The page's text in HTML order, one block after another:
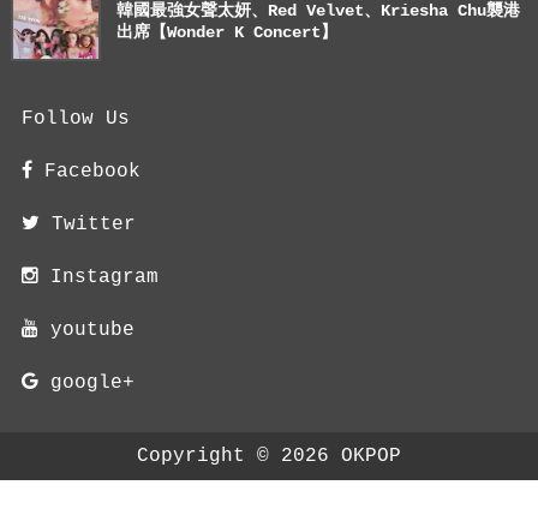
韓國最強女聲太妍、Red Velvet、Kriesha Chu襲港
出席【Wonder K Concert】
Follow Us
Facebook
Twitter
Instagram
youtube
google+
Copyright © 2026 OKPOP